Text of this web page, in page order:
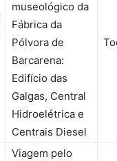
museológico da
Fábrica da
Pólvora de
Barcarena:
Edifício das
Galgas, Central
Hidroelétrica e
Centrais Diesel
Viagem pelo